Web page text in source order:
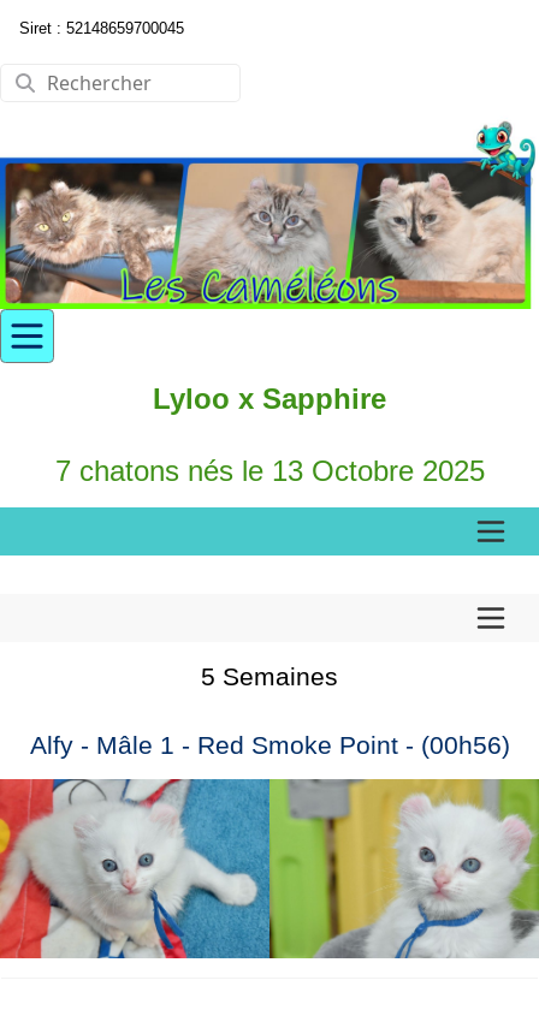
Siret : 52148659700045
Lyloo x Sapphire
7 chatons nés le 13 Octobre 2025
5 Semaines
Alfy - Mâle 1 - Red Smoke Point - (00h56)